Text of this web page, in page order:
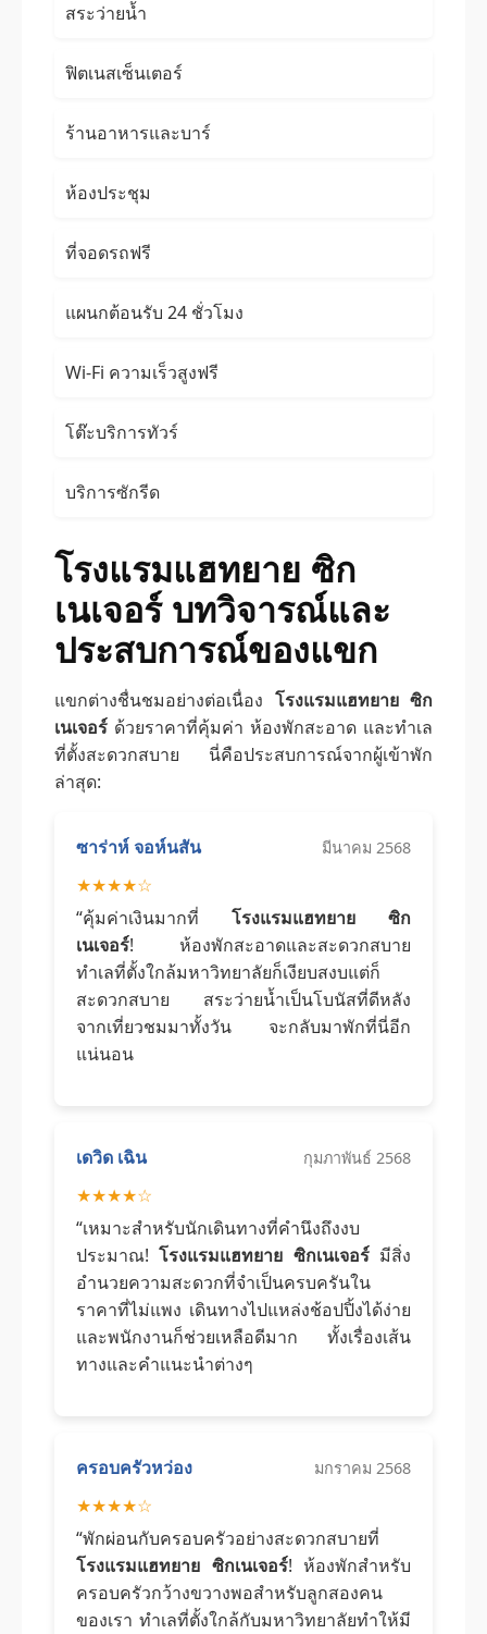
สระว่ายน้ำ
ฟิตเนสเซ็นเตอร์
ร้านอาหารและบาร์
ห้องประชุม
ที่จอดรถฟรี
แผนกต้อนรับ 24 ชั่วโมง
Wi-Fi ความเร็วสูงฟรี
โต๊ะบริการทัวร์
บริการซักรีด
โรงแรมแฮทยาย ซิก
เนเจอร์ บทวิจารณ์และ
ประสบการณ์ของแขก
แขกต่างชื่นชมอย่างต่อเนื่อง โรงแรมแฮทยาย ซิก
เนเจอร์ ด้วยราคาที่คุ้มค่า ห้องพักสะอาด และทำเล
ที่ตั้งสะดวกสบาย นี่คือประสบการณ์จากผู้เข้าพัก
ล่าสุด:
ซาร่าห์ จอห์นสัน มีนาคม 2568
★★★★☆
“คุ้มค่าเงินมากที่ โรงแรมแฮทยาย ซิก
เนเจอร์! ห้องพักสะอาดและสะดวกสบาย
ทำเลที่ตั้งใกล้มหาวิทยาลัยก็เงียบสงบแต่ก็
สะดวกสบาย สระว่ายน้ำเป็นโบนัสที่ดีหลัง
จากเที่ยวชมมาทั้งวัน จะกลับมาพักที่นี่อีก
แน่นอน
เดวิด เฉิน กุมภาพันธ์ 2568
★★★★☆
“เหมาะสำหรับนักเดินทางที่คำนึงถึงงบ
ประมาณ!โรงแรมแฮทยาย ซิกเนเจอร์มีสิ่ง
อำนวยความสะดวกที่จำเป็นครบครันใน
ราคาที่ไม่แพง เดินทางไปแหล่งช้อปปิ้งได้ง่าย
และพนักงานก็ช่วยเหลือดีมาก ทั้งเรื่องเส้น
ทางและคำแนะนำต่างๆ
ครอบครัวหว่อง มกราคม 2568
★★★★☆
“พักผ่อนกับครอบครัวอย่างสะดวกสบายที่
โรงแรมแฮทยาย ซิกเนเจอร์! ห้องพักสำหรับ
ครอบครัวกว้างขวางพอสำหรับลูกสองคน
ของเรา ทำเลที่ตั้งใกล้กับมหาวิทยาลัยทำให้มี